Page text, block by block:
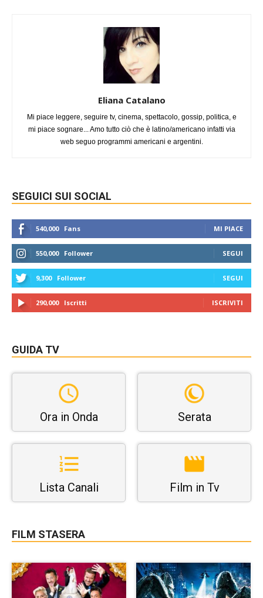
Eliana Catalano
Mi piace leggere, seguire tv, cinema, spettacolo, gossip, politica, e
mi piace sognare... Amo tutto ciò che è latino/americano infatti via
web seguo programmi americani e argentini.
SEGUICI SUI SOCIAL
540,000 Fans MI PIACE
550,000 Follower SEGUI
9,300 Follower SEGUI
290,000 Iscritti ISCRIVITI
GUIDA TV
Ora in Onda Serata
Lista Canali Film in Tv
FILM STASERA